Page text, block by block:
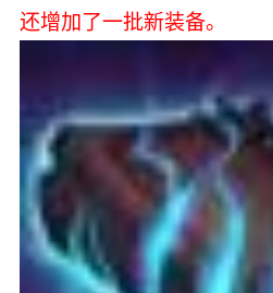
还增加了一批新装备。